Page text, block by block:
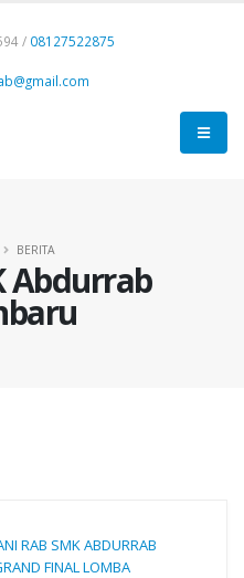
/ 08127522875
Abdurrab
BERITA
RAB SMK ABDURRAB
FINAL LOMBA